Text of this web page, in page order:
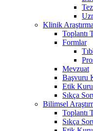
Klinik
Toplantı
Formlar
Mevzuat
Başvuru
Etik
Sıkça
Bilimsel
Toplantı
Sıkça